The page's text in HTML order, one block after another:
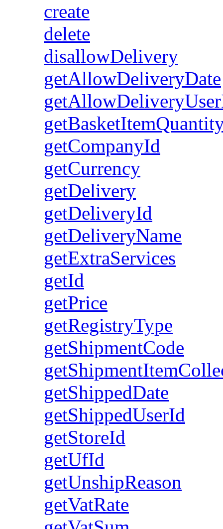
create
delete
disallowDelivery
getAllowDeliveryDate
getCompanyId
getCurrency
getDelivery
getDeliveryId
getDeliveryName
getExtraServices
getId
getPrice
getRegistryType
getShipmentCode
getShippedDate
getShippedUserId
getStoreId
getUfId
getUnshipReason
getVatRate